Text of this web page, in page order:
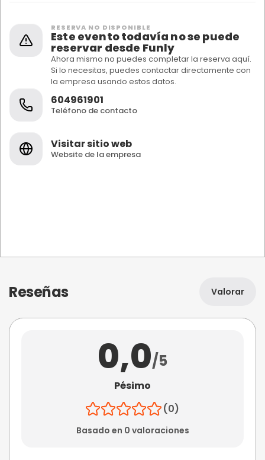
RESERVA NO DISPONIBLE
Este evento todavía no se puede
reservar desde Funly
Ahora mismo no puedes completar la reserva aquí.
Si lo necesitas, puedes contactar directamente con
la empresa usando estos datos.
604961901
Teléfono de contacto
Visitar sitio web
Website de la empresa
Reseñas Valorar
0,0/5
Pésimo
(0)
Basado en 0 valoraciones